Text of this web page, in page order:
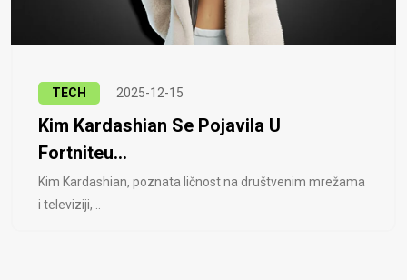
TECH 2025-12-15
Kim Kardashian Se Pojavila U
Fortniteu...
Kim Kardashian, poznata ličnost na društvenim mrežama
i televiziji, ..